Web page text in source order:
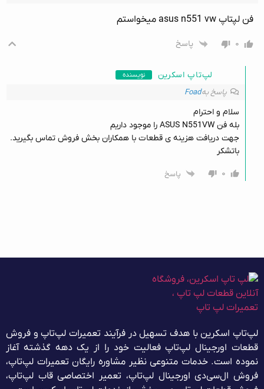
فن لپتاپ asus n551 vw میخواستم
۰ پاسخ
لپ‌تاپ اسکرین نویسنده
پاسخ بهFoad
سلام و احترام
بله فن ASUS N551VW را موجود داریم
جهت دریافت هزینه ی قطعات با همکاران بخش فروش تماس بگیرید.
باتشکر
۰
پاسخ
لپ‌تاپ اسکرین با هدف تسهیل در فرآیند تعمیرات لپ‌تاپ و فروش
قطعات اورجینال لپ‌تاپ فعالیت خود را از یک دهه گذشته آغاز
نموده است. خدمات متنوعی نظیر مشاوره رایگان تعمیرات لپ‌تاپ،
فروش ال‌سی‌دی اورجینال لپ‌تاپ، تعمیر اختصاصی قاب لپ‌تاپ،